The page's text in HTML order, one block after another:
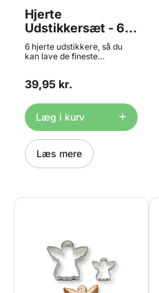
Hjerte
Udstikkersæt - 6
stk., Wilton
6 hjerte udstikkere, så du
kan lave de fineste
Sættet indeholder 6
måler ca. 3 til 10 cm.
Materiale: Plastik. Vaskes af i
hånden med varmt vand og
tørres godt.
39,95 kr.
Læg i kurv
Læs mere